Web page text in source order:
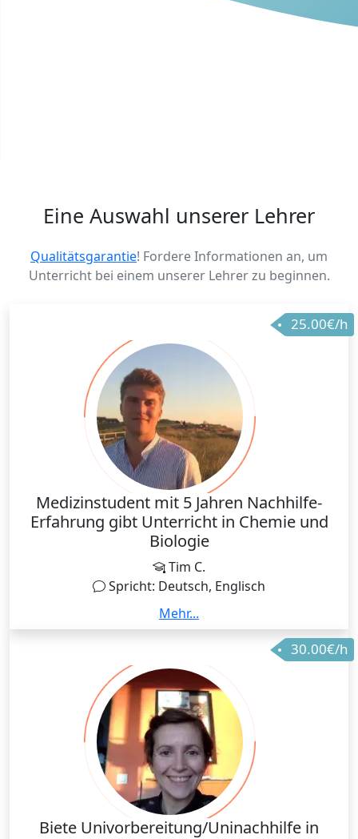
Eine Auswahl unserer Lehrer
Qualitätsgarantie! Fordere Informationen an, um
Unterricht bei einem unserer Lehrer zu beginnen.
25.00€/h
Medizinstudent mit 5 Jahren Nachhilfe-
Erfahrung gibt Unterricht in Chemie und
Biologie
Tim C.
Spricht: Deutsch, Englisch
Probleme mit Chemie oder Biologie? Die werden wir
zusammen ganz schnell los! Ich erkläre alles immer
schön langsam, Schritt für Schritt und leicht
verständlich und verwende dafür auch am liebtsten
eure Unterrichtsmaterialien und Bücher damit der
Unterricht perfekt auf euch zugeschnitten ist!
Ansonsten benutze ich besonders gerne viele
Grafiken, spontane Zeichnungen auf dem
Whiteboard und Lernvideos um euch den Stoff so
anschaulich wie möglich zu machen. Ich gehe ich
immer viel auf meine Schüler ein und bin sehr locker
und flexibel. Durch meine langjährige Erfahrung von
Mehr...
30.00€/h
Biete Univorbereitung/Uninachhilfe in